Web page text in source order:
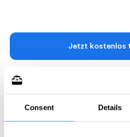
Consent Details
Jetzt kostenlos
How does it